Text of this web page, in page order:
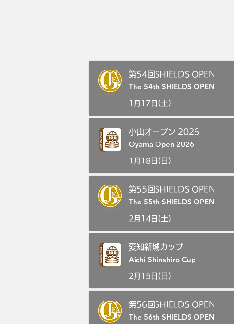
第54回SHIELDS OPEN
The 54th SHIELDS OPEN
1月17日(土)
小山オープン 2026
Oyama Open 2026
1月18日(日)
第55回SHIELDS OPEN
The 55th SHIELDS OPEN
2月14日(土)
愛知新城カップ
Aichi Shinshiro Cup
2月15日(日)
第56回SHIELDS OPEN
The 56th SHIELDS OPEN